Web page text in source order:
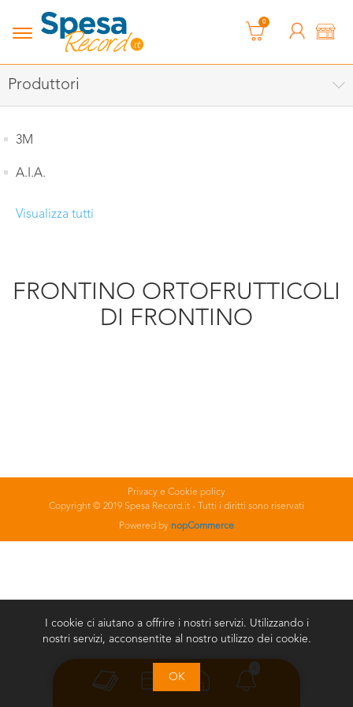
0
Produttori
3M
A.I.A.
Visualizza tutti
FRONTINO ORTOFRUTTICOLI
DI FRONTINO
Privacy e Cookie policy
Copyright © 2019 Spesa Record.it - Tutti i diritti sono riservati
Powered by nopCommerce
I cookie ci aiutano a offrire i nostri servizi. Utilizzando i
nostri servizi, acconsentite al nostro utilizzo dei cookie.
OK